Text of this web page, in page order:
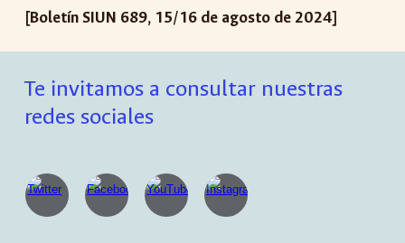
[Boletín SIUN 689, 15/16 de agosto de 2024]
Te invitamos a consultar nuestras
redes sociales